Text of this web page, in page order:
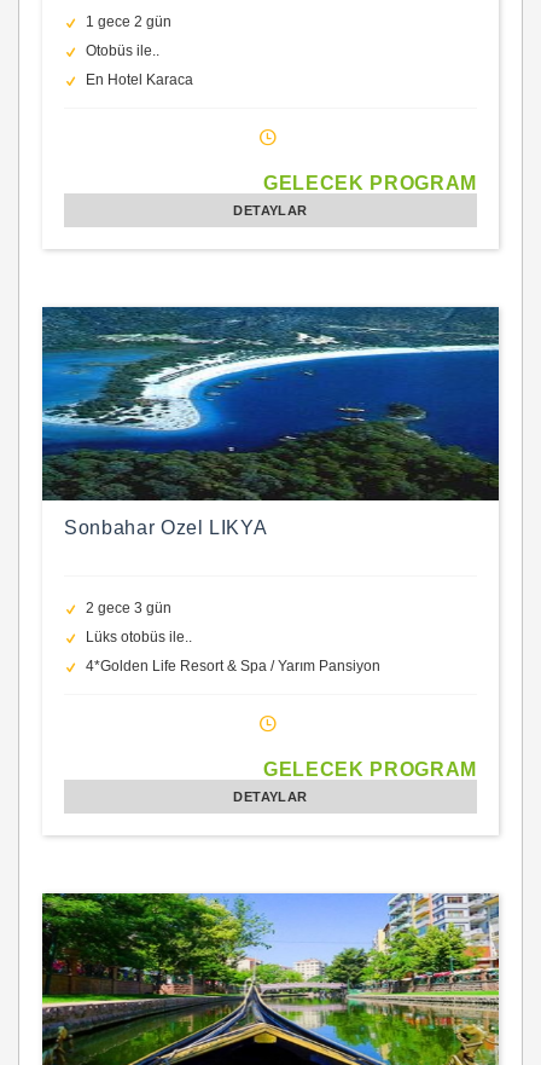
1 gece 2 gün
Otobüs ile..
En Hotel Karaca
GELECEK PROGRAM
DETAYLAR
Sonbahar Özel LİKYA
2 gece 3 gün
Lüks otobüs ile..
4*Golden Life Resort & Spa / Yarım Pansiyon
GELECEK PROGRAM
DETAYLAR